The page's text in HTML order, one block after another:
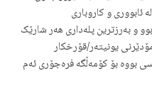
ئابووری و کاروباری
و بەرزترین پلەداری هەر شارێک
یونیتەر/قۆرخکار
بووە بۆ کۆمەڵگە فرەجۆری ئەم